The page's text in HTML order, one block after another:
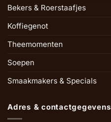
Bekers & Roerstaafjes
Koffiegenot
Theemomenten
Soepen
Smaakmakers & Specials
Adres & contactgegevens